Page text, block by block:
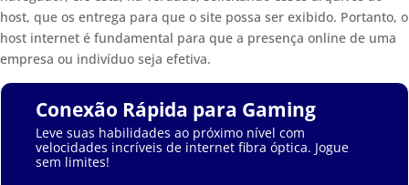
host, que os entrega para que o site possa ser exibido. Portanto, o
host internet é fundamental para que a presença online de uma
empresa ou indivíduo seja efetiva.
Conexão Rápida para Gaming
Leve suas habilidades ao próximo nível com
velocidades incríveis de internet fibra óptica. Jogue
sem limites!